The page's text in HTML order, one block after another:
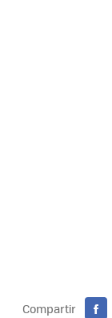
Compartir